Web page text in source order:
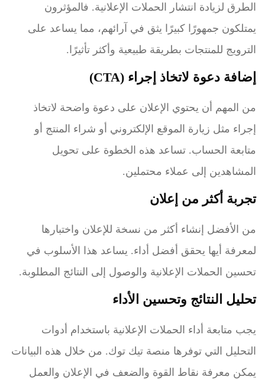
الطرق لزيادة انتشار الحملات الإعلانية. فالمؤثرون
يمتلكون جمهورًا كبيرًا يثق في آرائهم، مما يساعد على
الترويج للمنتجات بطريقة طبيعية وأكثر تأثيرًا.
إضافة دعوة لاتخاذ إجراء (CTA)
من المهم أن يحتوي الإعلان على دعوة واضحة لاتخاذ
إجراء مثل زيارة الموقع الإلكتروني أو شراء المنتج أو
متابعة الحساب. تساعد هذه الخطوة على تحويل
المشاهدين إلى عملاء محتملين.
تجربة أكثر من إعلان
من الأفضل إنشاء أكثر من نسخة للإعلان واختبارها
لمعرفة أيها يحقق أفضل أداء. يساعد هذا الأسلوب في
تحسين الحملات الإعلانية والوصول إلى النتائج المطلوبة.
تحليل النتائج وتحسين الأداء
يجب متابعة أداء الحملات الإعلانية باستخدام أدوات
التحليل التي توفرها منصة تيك توك. من خلال هذه البيانات
يمكن معرفة نقاط القوة والضعف في الإعلان والعمل